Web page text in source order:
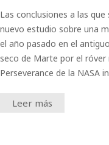
Las conclusiones a las
nuevo estudio sobre una
el año pasado en el
seco de Marte por el
Perseverance de la NASA
Leer más